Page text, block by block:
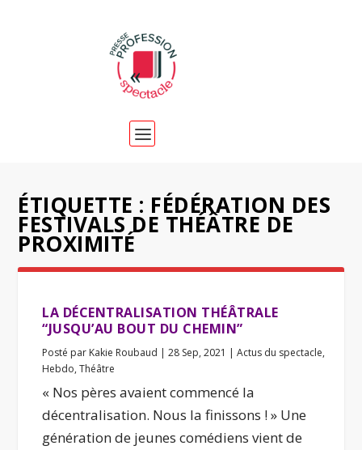
ÉTIQUETTE : FÉDÉRATION DES
FESTIVALS DE THÉÂTRE DE
PROXIMITÉ
LA DÉCENTRALISATION THÉÂTRALE
“JUSQU’AU BOUT DU CHEMIN”
Posté par Kakie Roubaud |28 Sep, 2021 |Actus du spectacle,
Hebdo,Théâtre
« Nos pères avaient commencé la
décentralisation. Nous la finissons ! » Une
génération de jeunes comédiens vient de